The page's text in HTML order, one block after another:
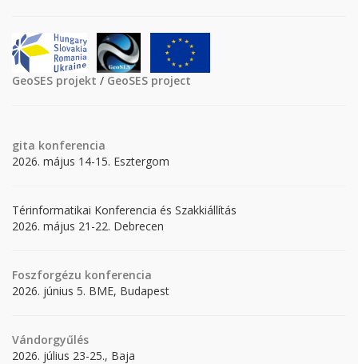
GeoSES projekt / GeoSES project
gita konferencia
2026. május 14-15. Esztergom
Térinformatikai Konferencia és Szakkiállítás
2026. május 21-22. Debrecen
Foszforgézu konferencia
2026. június 5. BME, Budapest
Vándorgyűlés
2026. július 23-25., Baja